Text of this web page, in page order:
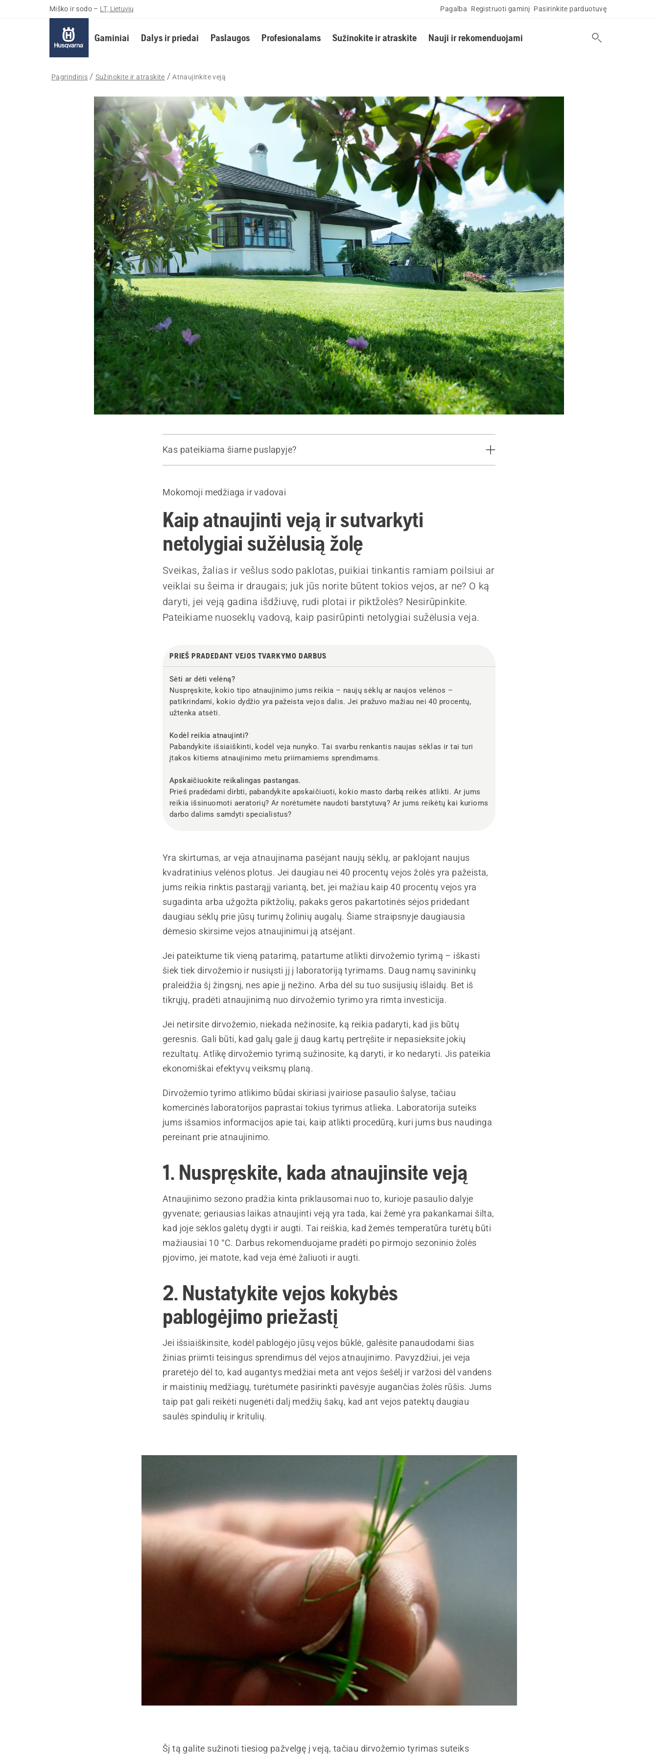
Miško ir sodo – LT, Lietuvių Pagalba Registruoti gaminį Pasirinkite parduotuvę
Gaminiai Dalys ir priedai Paslaugos Profesionalams Sužinokite ir atraskite Nauji ir rekomenduojami
Pagrindinis Sužinokite ir atraskite Atnaujinkite veją
Kas pateikiama šiame puslapyje?
Prieš pradėdami
1. Nuspręskite, kada atnaujinsite veją
2. Nustatykite vejos kokybės pablogėjimo priežastį
3. Pašalinkite piktžoles ir vejos veltinį
4. Paruoškite dirvožemį
5. Palaistykite veją
6. Naudokite trąšas
7. Sėklos
8. Mėgaukitės
Rekomenduojami gaminiai
Mokomoji medžiaga ir vadovai
Kaip atnaujinti veją ir sutvarkyti
netolygiai sužėlusią žolę
Sveikas, žalias ir vešlus sodo paklotas, puikiai tinkantis ramiam poilsiui ar
veiklai su šeima ir draugais; juk jūs norite būtent tokios vejos, ar ne? O ką
daryti, jei veją gadina išdžiuvę, rudi plotai ir piktžolės? Nesirūpinkite.
Pateikiame nuoseklų vadovą, kaip pasirūpinti netolygiai sužėlusia veja.
PRIEŠ PRADEDANT VEJOS TVARKYMO DARBUS
Sėti ar dėti velėną?
Nuspręskite, kokio tipo atnaujinimo jums reikia – naujų sėklų ar naujos velėnos –
patikrindami, kokio dydžio yra pažeista vejos dalis. Jei pražuvo mažiau nei 40 procentų,
užtenka atsėti.
Kodėl reikia atnaujinti?
Pabandykite išsiaiškinti, kodėl veja nunyko. Tai svarbu renkantis naujas sėklas ir tai turi
įtakos kitiems atnaujinimo metu priimamiems sprendimams.
Apskaičiuokite reikalingas pastangas.
Prieš pradėdami dirbti, pabandykite apskaičiuoti, kokio masto darbą reikės atlikti. Ar jums
reikia išsinuomoti aeratorių? Ar norėtumėte naudoti barstytuvą? Ar jums reikėtų kai kurioms
darbo dalims samdyti specialistus?
Yra skirtumas, ar veja atnaujinama pasėjant naujų sėklų, ar paklojant naujus
kvadratinius velėnos plotus. Jei daugiau nei 40 procentų vejos žolės yra pažeista,
jums reikia rinktis pastarąjį variantą, bet, jei mažiau kaip 40 procentų vejos yra
sugadinta arba užgožta piktžolių, pakaks geros pakartotinės sėjos pridedant
daugiau sėklų prie jūsų turimų žolinių augalų. Šiame straipsnyje daugiausia
dėmesio skirsime vejos atnaujinimui ją atsėjant.
Jei pateiktume tik vieną patarimą, patartume atlikti dirvožemio tyrimą – iškasti
šiek tiek dirvožemio ir nusiųsti jį į laboratoriją tyrimams. Daug namų savininkų
praleidžia šį žingsnį, nes apie jį nežino. Arba dėl su tuo susijusių išlaidų. Bet iš
tikrųjų, pradėti atnaujinimą nuo dirvožemio tyrimo yra rimta investicija.
Jei netirsite dirvožemio, niekada nežinosite, ką reikia padaryti, kad jis būtų
geresnis. Gali būti, kad galų gale jį daug kartų pertręšite ir nepasieksite jokių
rezultatų. Atlikę dirvožemio tyrimą sužinosite, ką daryti, ir ko nedaryti. Jis pateikia
ekonomiškai efektyvų veiksmų planą.
Dirvožemio tyrimo atlikimo būdai skiriasi įvairiose pasaulio šalyse, tačiau
komercinės laboratorijos paprastai tokius tyrimus atlieka. Laboratorija suteiks
jums išsamios informacijos apie tai, kaip atlikti procedūrą, kuri jums bus naudinga
pereinant prie atnaujinimo.
1. Nuspręskite, kada atnaujinsite veją
Atnaujinimo sezono pradžia kinta priklausomai nuo to, kurioje pasaulio dalyje
gyvenate; geriausias laikas atnaujinti veją yra tada, kai žemė yra pakankamai šilta,
kad joje sėklos galėtų dygti ir augti. Tai reiškia, kad žemės temperatūra turėtų būti
mažiausiai 10 °C. Darbus rekomenduojame pradėti po pirmojo sezoninio žolės
pjovimo, jei matote, kad veja ėmė žaliuoti ir augti.
2. Nustatykite vejos kokybės
pablogėjimo priežastį
Jei išsiaiškinsite, kodėl pablogėjo jūsų vejos būklė, galėsite panaudodami šias
žinias priimti teisingus sprendimus dėl vejos atnaujinimo. Pavyzdžiui, jei veja
praretėjo dėl to, kad augantys medžiai meta ant vejos šešėlį ir varžosi dėl vandens
ir maistinių medžiagų, turėtumėte pasirinkti pavėsyje augančias žolės rūšis. Jums
taip pat gali reikėti nugenėti dalį medžių šakų, kad ant vejos patektų daugiau
saulės spindulių ir kritulių.
Šį tą galite sužinoti tiesiog pažvelgę į veją, tačiau dirvožemio tyrimas suteiks